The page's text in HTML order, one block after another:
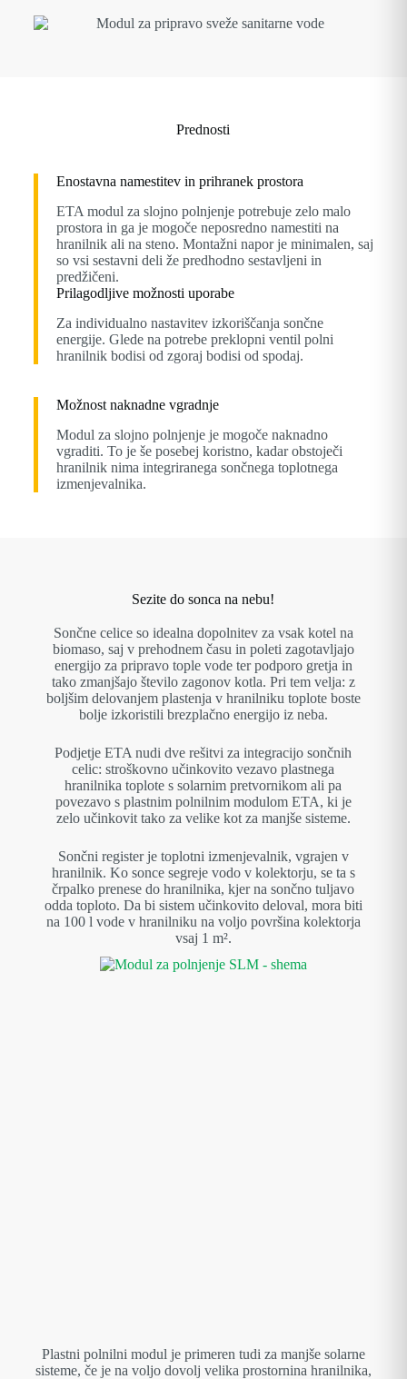
Prednosti
Enostavna namestitev in prihranek prostora
ETA modul za slojno polnjenje potrebuje zelo malo
prostora in ga je mogoče neposredno namestiti na
hranilnik ali na steno. Montažni napor je minimalen, saj
so vsi sestavni deli že predhodno sestavljeni in
predžičeni.
Prilagodljive možnosti uporabe
Za individualno nastavitev izkoriščanja sončne
energije. Glede na potrebe preklopni ventil polni
hranilnik bodisi od zgoraj bodisi od spodaj.
Možnost naknadne vgradnje
Modul za slojno polnjenje je mogoče naknadno
vgraditi. To je še posebej koristno, kadar obstoječi
hranilnik nima integriranega sončnega toplotnega
izmenjevalnika.
Sezite do sonca na nebu!
Sončne celice so idealna dopolnitev za vsak kotel na
biomaso, saj v prehodnem času in poleti zagotavljajo
energijo za pripravo tople vode ter podporo gretja in
tako zmanjšajo število zagonov kotla. Pri tem velja: z
boljšim delovanjem plastenja v hranilniku toplote boste
bolje izkoristili brezplačno energijo iz neba.
Podjetje ETA nudi dve rešitvi za integracijo sončnih
celic: stroškovno učinkovito vezavo plastnega
hranilnika toplote s solarnim pretvornikom ali pa
povezavo s plastnim polnilnim modulom ETA, ki je
zelo učinkovit tako za velike kot za manjše sisteme.
Sončni register je toplotni izmenjevalnik, vgrajen v
hranilnik. Ko sonce segreje vodo v kolektorju, se ta s
črpalko prenese do hranilnika, kjer na sončno tuljavo
odda toploto. Da bi sistem učinkovito deloval, mora biti
na 100 l vode v hranilniku na voljo površina kolektorja
vsaj 1 m².
Plastni polnilni modul je primeren tudi za manjše solarne
sisteme, če je na voljo dovolj velika prostornina hranilnika,